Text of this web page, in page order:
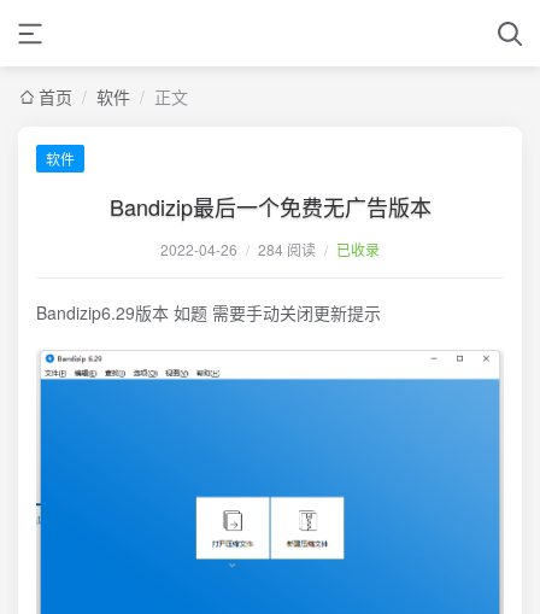
首页 / 软件 / 正文
软件
Bandizip最后一个免费无广告版本
2022-04-26 / 284 阅读 / 已收录
Bandizip6.29版本 如题 需要手动关闭更新提示